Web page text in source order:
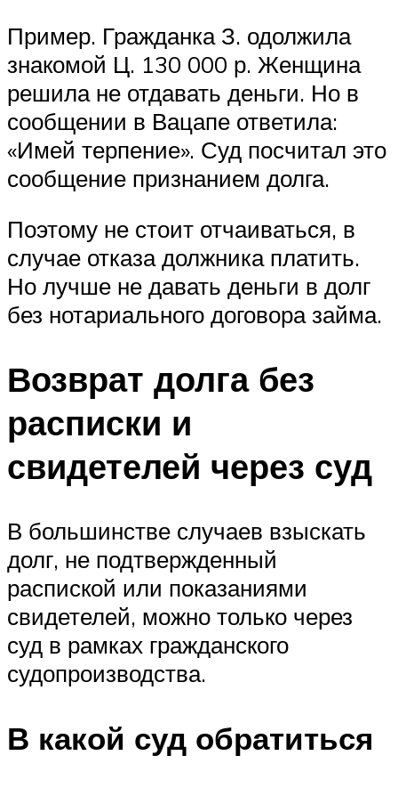
Пример. Гражданка З. одолжила
знакомой Ц. 130 000 р. Женщина
решила не отдавать деньги. Но в
сообщении в Вацапе ответила:
«Имей терпение». Суд посчитал это
сообщение признанием долга.
Поэтому не стоит отчаиваться, в
случае отказа должника платить.
Но лучше не давать деньги в долг
без нотариального договора займа.
Возврат долга без
расписки и
свидетелей через суд
В большинстве случаев взыскать
долг, не подтвержденный
распиской или показаниями
свидетелей, можно только через
суд в рамках гражданского
судопроизводства.
В какой суд обратиться